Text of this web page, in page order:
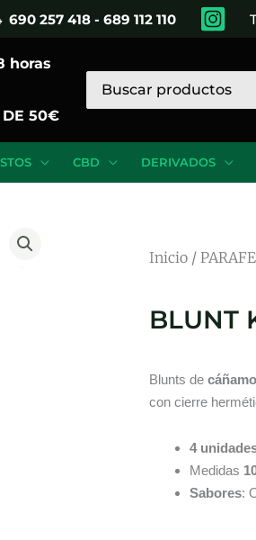
257 418 - 689 112 110
horas
DE 50€
Buscar
por:
CBD DERIVADOS
Inicio /
BLUNT
Blunts de cáñamo
con cierre
4
Medidas
Sabores: